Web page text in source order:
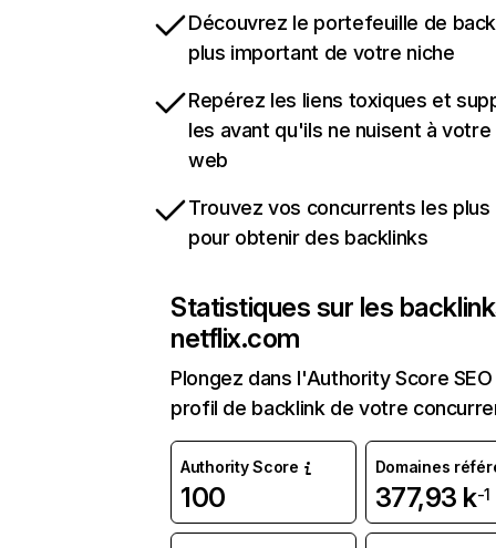
Découvrez le portefeuille de
plus important de votre niche
Repérez les liens toxiques et
les avant qu'ils ne nuisent à
web
Trouvez vos concurrents les
pour obtenir des backlinks
Statistiques sur les
netflix.com
Plongez dans l'Authority Score
profil de backlink de votre
Authority Score
100
Domaines
377,93 k-1